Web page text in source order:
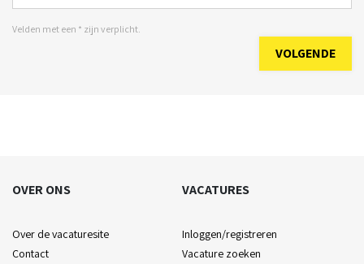
Velden met een * zijn verplicht.
VOLGENDE
OVER ONS
Over de vacaturesite
Contact
VACATURES
Inloggen/registreren
Vacature zoeken